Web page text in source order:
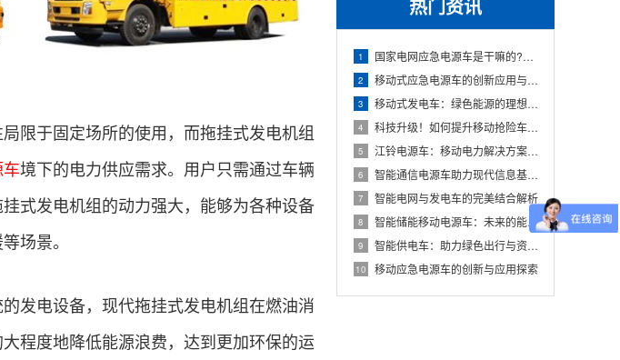
热门资讯
1 国家电网应急电源车是干嘛的?它具备哪些特点和作用性?
2 移动式应急电源车的创新应用与发展
3 移动式发电车：绿色能源的理想解决方案
4 科技升级！如何提升移动抢险车的效率
5 江铃电源车：移动电力解决方案的新时代
6 智能通信电源车助力现代信息基础设施
7 智能电网与发电车的完美结合解析
8 智能储能移动电源车：未来的能源解决方案
9 智能供电车：助力绿色出行与资源优化
10 移动应急电源车的创新与应用探索
限于固定场所的使用，而拖挂式发电机组
境下的电力供应需求。用户只需通过车辆
式发电机组的动力强大，能够为各种设备
场景。
发电设备，现代拖挂式发电机组在燃油消
程度地降低能源浪费，达到更加环保的运